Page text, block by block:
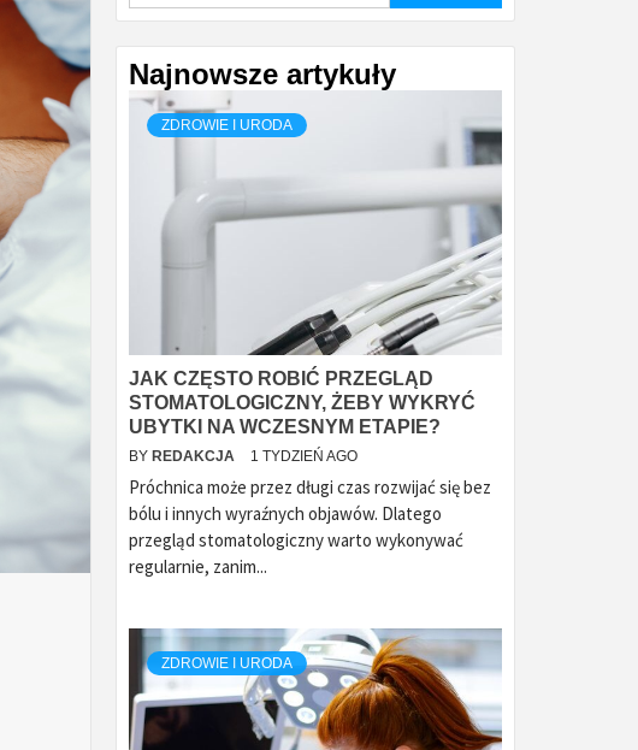
Najnowsze artykuły
ZDROWIE I URODA
JAK CZĘSTO ROBIĆ PRZEGLĄD
STOMATOLOGICZNY, ŻEBY WYKRYĆ
UBYTKI NA WCZESNYM ETAPIE?
BY REDAKCJA 1 TYDZIEŃ AGO
Próchnica może przez długi czas rozwijać się bez
bólu i innych wyraźnych objawów. Dlatego
przegląd stomatologiczny warto wykonywać
regularnie, zanim...
ZDROWIE I URODA